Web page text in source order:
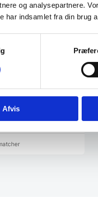
og analysepartnere.
har indsamlet fra din brug
Afvis
spejl Ida med LED lys
i 5 mm tykkelse fra
DKKDen
oprindelige
pris
var:
DKK